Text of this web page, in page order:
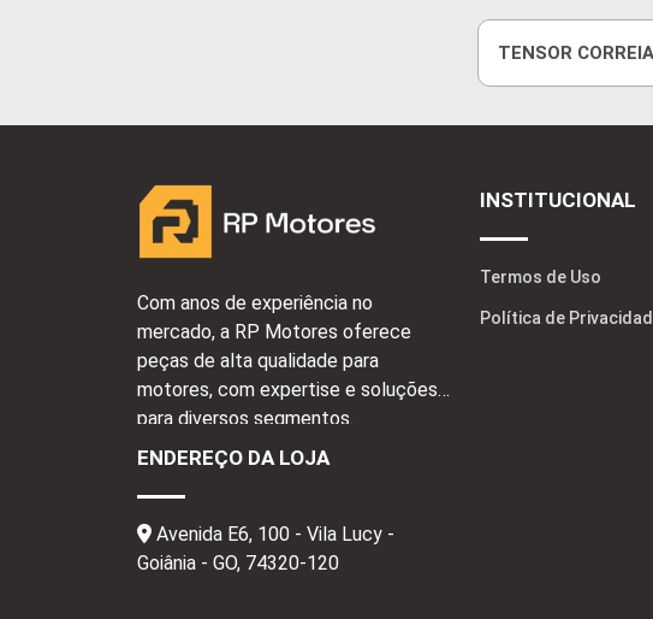
TENSOR
Com anos de experiência no
mercado, a RP Motores oferece
peças de alta qualidade para
motores, com expertise e soluções
para diversos segmentos.
ENDEREÇO DA LOJA
Avenida E6, 100 - Vila Lucy -
Goiânia - GO, 74320-120
INSTITUCIONAL
Termos de Uso
Política de